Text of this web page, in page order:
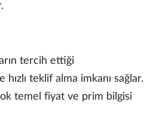
tercih ettiği
teklif alma imkanı sağlar.
temel fiyat ve prim bilgisi